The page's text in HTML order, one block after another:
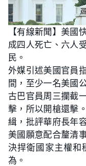
n
m
t
e
【有線新聞】美國
成四人死亡、六人
民。
外媒引述美國官員
間，至少一名美國
古巴官員周三攔截
擊，所以開槍還擊
緝，批評華府長年
美國願意配合釐清
決捍衛國家主權和
為。